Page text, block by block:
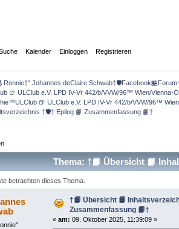
Kalender Einloggen Registrieren
Johannes deClaire
🍺 ULClub e.V. LPD IV-Vr 442/b/VVW/96™ Wien/Vienna-
🍺 ULClub e.V. LPD IV-Vr 442/b/VVW/96™
†🛡️† Epilog 📙 Zusammenfassung 📙†
Thema: †📙 Übersicht 📙
betrachten dieses Thema.
†📙 Übersicht 📙
Zusammenfassung 📙†
«am: 09. Oktober 2025, 11:39:09 »